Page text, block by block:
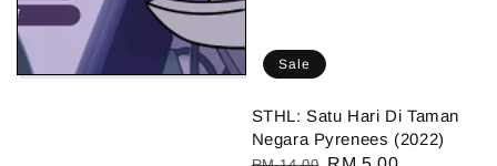
Sale
STHL: Satu Hari Di Taman
Negara Pyrenees (2022)